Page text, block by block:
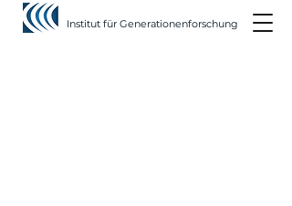
Institut für Generationenforschung